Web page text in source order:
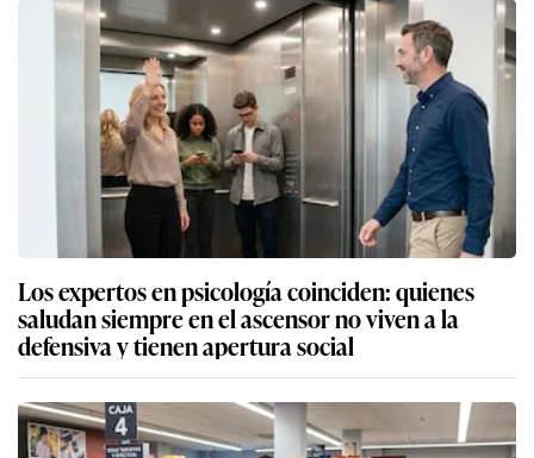
Los expertos en psicología coinciden: quienes
saludan siempre en el ascensor no viven a la
defensiva y tienen apertura social